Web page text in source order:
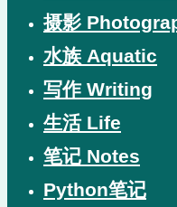
摄影
水族 Aquatic
写作 Writing
生活 Life
笔记 Notes
Python笔记